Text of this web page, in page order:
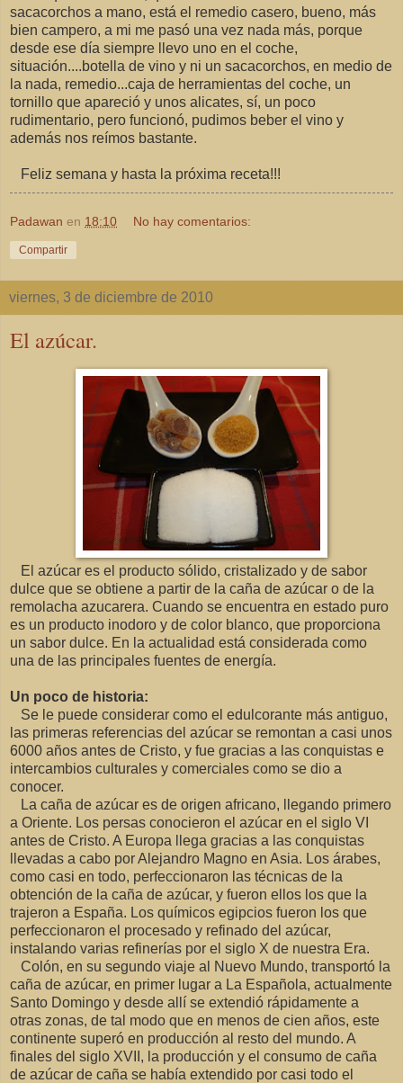
sacacorchos a mano, está el remedio casero, bueno, más
bien campero, a mi me pasó una vez nada más, porque
desde ese día siempre llevo uno en el coche,
situación....botella de vino y ni un sacacorchos, en medio de
la nada, remedio...caja de herramientas del coche, un
tornillo que apareció y unos alicates, sí, un poco
rudimentario, pero funcionó, pudimos beber el vino y
además nos reímos bastante.
Feliz semana y hasta la próxima receta!!!
Padawan en 18:10 No hay comentarios:
Compartir
viernes, 3 de diciembre de 2010
El azúcar.
El azúcar es el producto sólido, cristalizado y de sabor
dulce que se obtiene a partir de la caña de azúcar o de la
remolacha azucarera. Cuando se encuentra en estado puro
es un producto inodoro y de color blanco, que proporciona
un sabor dulce. En la actualidad está considerada como
una de las principales fuentes de energía.
Un poco de historia:
Se le puede considerar como el edulcorante más antiguo,
las primeras referencias del azúcar se remontan a casi unos
6000 años antes de Cristo, y fue gracias a las conquistas e
intercambios culturales y comerciales como se dio a
conocer.
La caña de azúcar es de origen africano, llegando primero
a Oriente. Los persas conocieron el azúcar en el siglo VI
antes de Cristo. A Europa llega gracias a las conquistas
llevadas a cabo por Alejandro Magno en Asia. Los árabes,
como casi en todo, perfeccionaron las técnicas de la
obtención de la caña de azúcar, y fueron ellos los que la
trajeron a España. Los químicos egipcios fueron los que
perfeccionaron el procesado y refinado del azúcar,
instalando varias refinerías por el siglo X de nuestra Era.
Colón, en su segundo viaje al Nuevo Mundo, transportó la
caña de azúcar, en primer lugar a La Española, actualmente
Santo Domingo y desde allí se extendió rápidamente a
otras zonas, de tal modo que en menos de cien años, este
continente superó en producción al resto del mundo. A
finales del siglo XVII, la producción y el consumo de caña
de azúcar de caña se había extendido por casi todo el